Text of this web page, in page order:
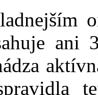
ani